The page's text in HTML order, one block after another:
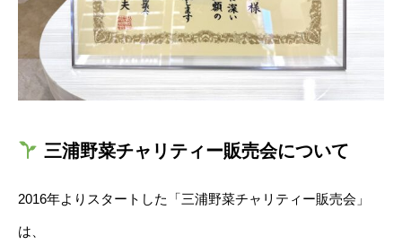
三浦野菜チャリティー販売会について
2016年よりスタートした「三浦野菜チャリティー販売会」
は、